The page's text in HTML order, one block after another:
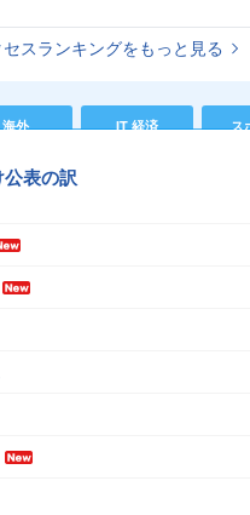
スランキングをもっと見る
海外 IT 経済 ス
表の訳